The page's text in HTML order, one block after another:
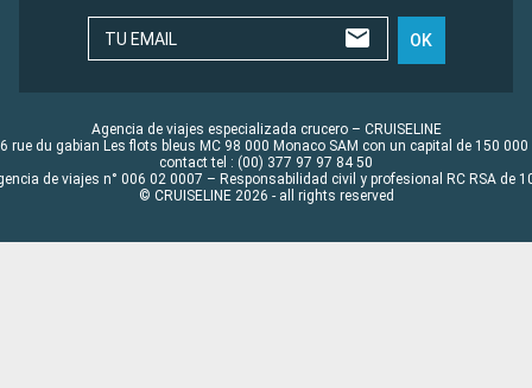
TU EMAIL OK
Agencia de viajes especializada crucero – CRUISELINE
rue du gabian Les flots bleus MC 98 000 Monaco SAM con un capital de 150 000
contact tel : (00) 377 97 97 84 50
de viajes n° 006 02 0007 – Responsabilidad civil y profesional RC RSA de
© CRUISELINE 2026 - all rights reserved